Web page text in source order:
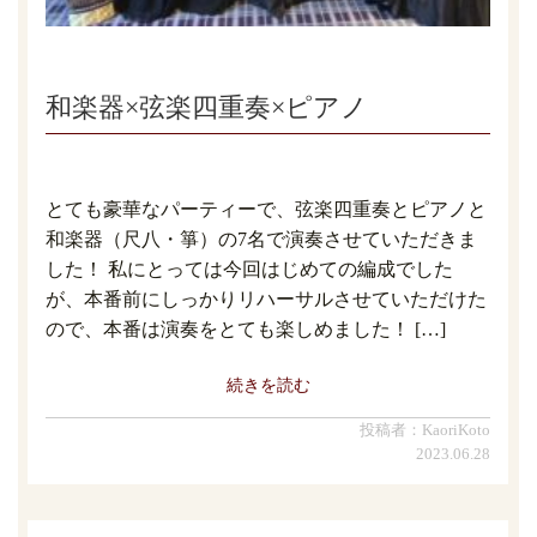
和楽器×弦楽四重奏×ピアノ
とても豪華なパーティーで、弦楽四重奏とピアノと
和楽器（尺八・箏）の7名で演奏させていただきま
した！ 私にとっては今回はじめての編成でした
が、本番前にしっかりリハーサルさせていただけた
ので、本番は演奏をとても楽しめました！ […]
続きを読む
投稿者：KaoriKoto
2023.06.28